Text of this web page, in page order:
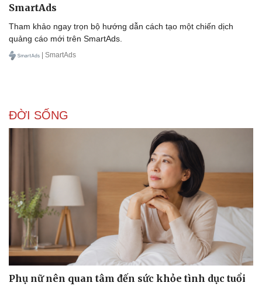
SmartAds
Tham khảo ngay trọn bộ hướng dẫn cách tạo một chiến dịch
quảng cáo mới trên SmartAds.
| SmartAds
ĐỜI SỐNG
Phụ nữ nên quan tâm đến sức khỏe tình dục tuổi